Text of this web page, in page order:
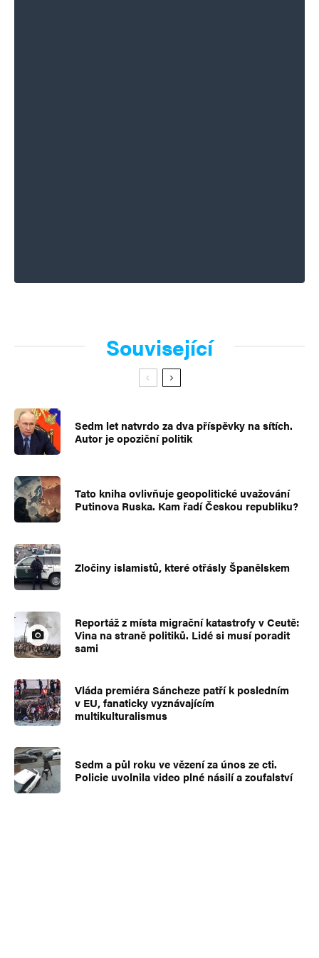
Související
Sedm let natvrdo za dva příspěvky na sítích.
Autor je opoziční politik
Tato kniha ovlivňuje geopolitické uvažování
Putinova Ruska. Kam řadí Českou republiku?
Zločiny islamistů, které otřásly Španělskem
Reportáž z místa migrační katastrofy v Ceutě:
Vina na straně politiků. Lidé si musí poradit
sami
Vláda premiéra Sáncheze patří k posledním
v EU, fanaticky vyznávajícím
multikulturalismus
Sedm a půl roku ve vězení za únos ze cti.
Policie uvolnila video plné násilí a zoufalství